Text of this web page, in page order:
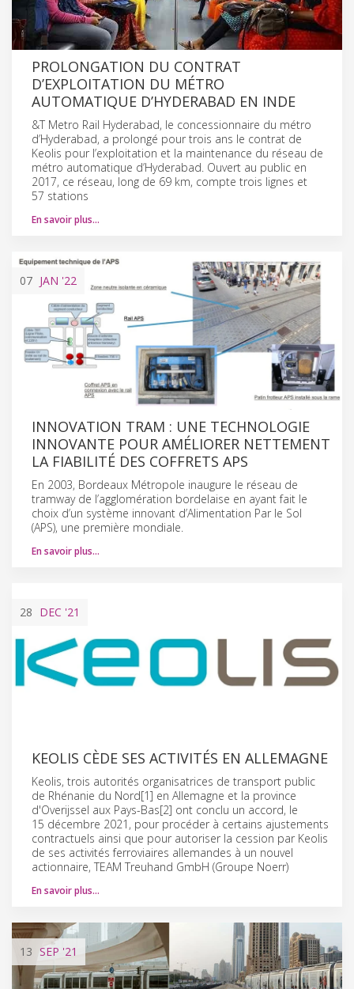
PROLONGATION DU CONTRAT
D’EXPLOITATION DU MÉTRO
AUTOMATIQUE D’HYDERABAD EN INDE
&T Metro Rail Hyderabad, le concessionnaire du métro
d’Hyderabad, a prolongé pour trois ans le contrat de
Keolis pour l’exploitation et la maintenance du réseau de
métro automatique d’Hyderabad. Ouvert au public en
2017, ce réseau, long de 69 km, compte trois lignes et
57 stations
En savoir plus…
07 JAN '22
INNOVATION TRAM : UNE TECHNOLOGIE
INNOVANTE POUR AMÉLIORER NETTEMENT
LA FIABILITÉ DES COFFRETS APS
En 2003, Bordeaux Métropole inaugure le réseau de
tramway de l’agglomération bordelaise en ayant fait le
choix d’un système innovant d’Alimentation Par le Sol
(APS), une première mondiale.
En savoir plus…
28 DEC '21
KEOLIS CÈDE SES ACTIVITÉS EN ALLEMAGNE
Keolis, trois autorités organisatrices de transport public
de Rhénanie du Nord[1] en Allemagne et la province
d'Overijssel aux Pays-Bas[2] ont conclu un accord, le
15 décembre 2021, pour procéder à certains ajustements
contractuels ainsi que pour autoriser la cession par Keolis
de ses activités ferroviaires allemandes à un nouvel
actionnaire, TEAM Treuhand GmbH (Groupe Noerr)
En savoir plus…
13 SEP '21